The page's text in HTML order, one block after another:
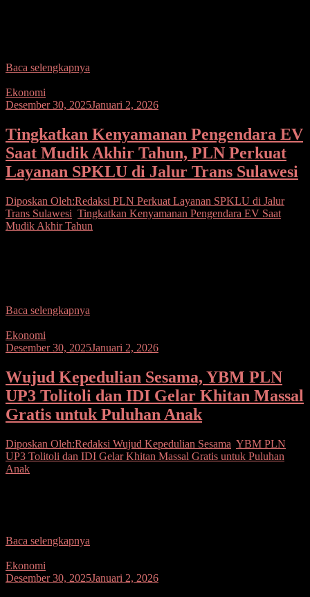
Baca selengkapnya
Ekonomi
Desember 30, 2025Januari 2, 2026
Tingkatkan Kenyamanan Pengendara EV
Saat Mudik Akhir Tahun, PLN Perkuat
Layanan SPKLU di Jalur Trans Sulawesi
Diposkan Oleh:Redaksi PLN Perkuat Layanan SPKLU di Jalur
Trans Sulawesi Tingkatkan Kenyamanan Pengendara EV Saat
Mudik Akhir Tahun
Baca selengkapnya
Ekonomi
Desember 30, 2025Januari 2, 2026
Wujud Kepedulian Sesama, YBM PLN
UP3 Tolitoli dan IDI Gelar Khitan Massal
Gratis untuk Puluhan Anak
Diposkan Oleh:Redaksi Wujud Kepedulian Sesama YBM PLN
UP3 Tolitoli dan IDI Gelar Khitan Massal Gratis untuk Puluhan
Anak
Baca selengkapnya
Ekonomi
Desember 30, 2025Januari 2, 2026